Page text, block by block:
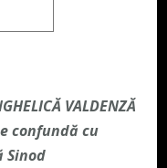
VALDENZĂ
confundă cu
Sinod